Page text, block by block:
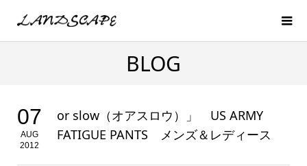
BLOG
07
AUG
2012
or slow（オアスロウ）」 US ARMY
FATIGUE PANTS メンズ＆レディース